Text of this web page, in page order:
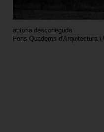
autoria desconeguda
Fons Quaderns d'Arquitectura